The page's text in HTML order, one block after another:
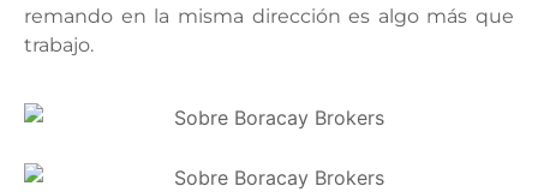
remando en la misma dirección es algo más que
trabajo.